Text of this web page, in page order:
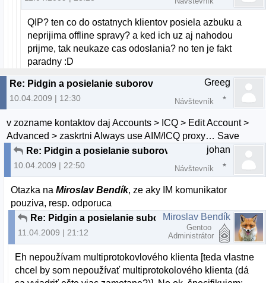
QIP? ten co do ostatnych klientov posiela azbuku a
neprijima offline spravy? a ked ich uz aj nahodou
prijme, tak neukaze cas odoslania? no ten je fakt
paradny :D
Re: Pidgin a posielanie suborov
10.04.2009 | 12:30
Greeg
Návštevník
v zozname kontaktov daj Accounts > ICQ > Edit Account >
Advanced > zaskrtni Always use AIM/ICQ proxy… Save
Re: Pidgin a posielanie suborov
10.04.2009 | 22:50
johan
Návštevník
Otazka naMiroslav Bendík, ze aky IM komunikator
pouziva, resp. odporuca
Re: Pidgin a posielanie suborov
11.04.2009 | 21:12
Miroslav Bendík
Gentoo
Administrátor
Eh nepoužívam multiprotokovlového klienta [teda vlastne
chcel by som nepoužívať multiprotokolového klienta (dá